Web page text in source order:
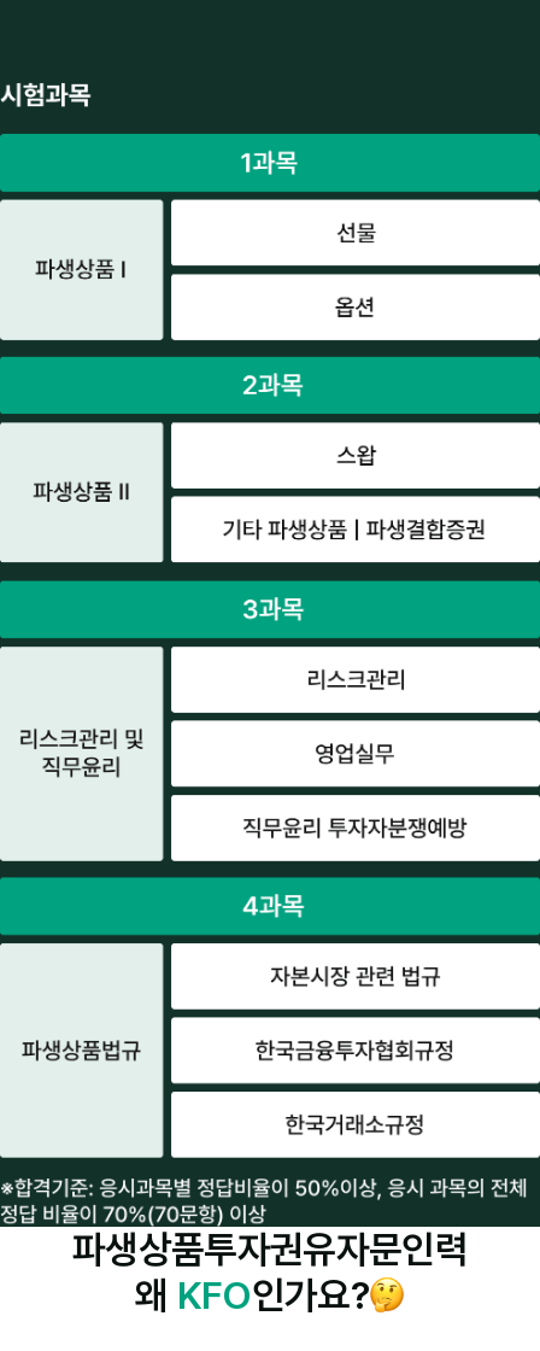
파생상품투자권유자문인력
왜 KFO인가요?